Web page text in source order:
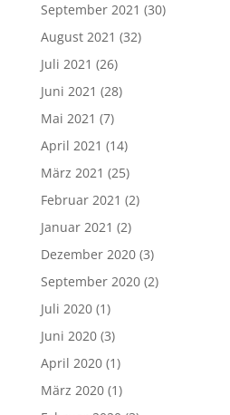
September 2021 (30)
August 2021 (32)
Juli 2021 (26)
Juni 2021 (28)
Mai 2021 (7)
April 2021 (14)
März 2021 (25)
Februar 2021 (2)
Januar 2021 (2)
Dezember 2020(3)
September 2020(2)
Juli 2020(1)
Juni 2020(3)
April 2020(1)
März 2020(1)